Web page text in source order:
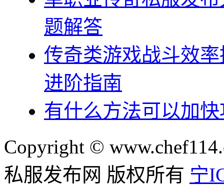
题解答
传奇类游戏战斗效
进阶指南
有什么方法可以加
Copyright ©
私服发布网 版权所有 宁